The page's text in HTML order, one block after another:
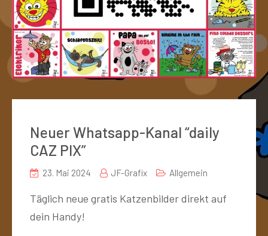
Neuer Whatsapp-Kanal “daily
CAZ PIX”
23. Mai 2024 JF-Grafix Allgemein
Täglich neue gratis Katzenbilder direkt auf
dein Handy!